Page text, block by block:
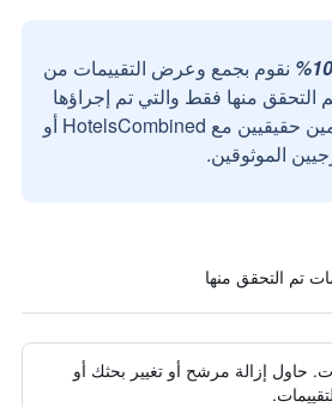
نقوم بجمع وعرض التقييمات من
التحقق منها فقط والتي تم إجراؤها
بواسطة مستخدمين حقيقيين مع HotelsCombined أو
الموثوقين.
حاول إزالة مرشح أو تغيير بحثك أو